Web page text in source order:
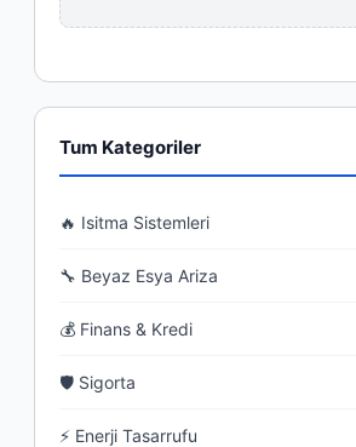
Tum Kategoriler
🔥 Isitma Sistemleri
🔧 Beyaz Esya Ariza
💰 Finans & Kredi
🛡 Sigorta
⚡ Enerji Tasarrufu